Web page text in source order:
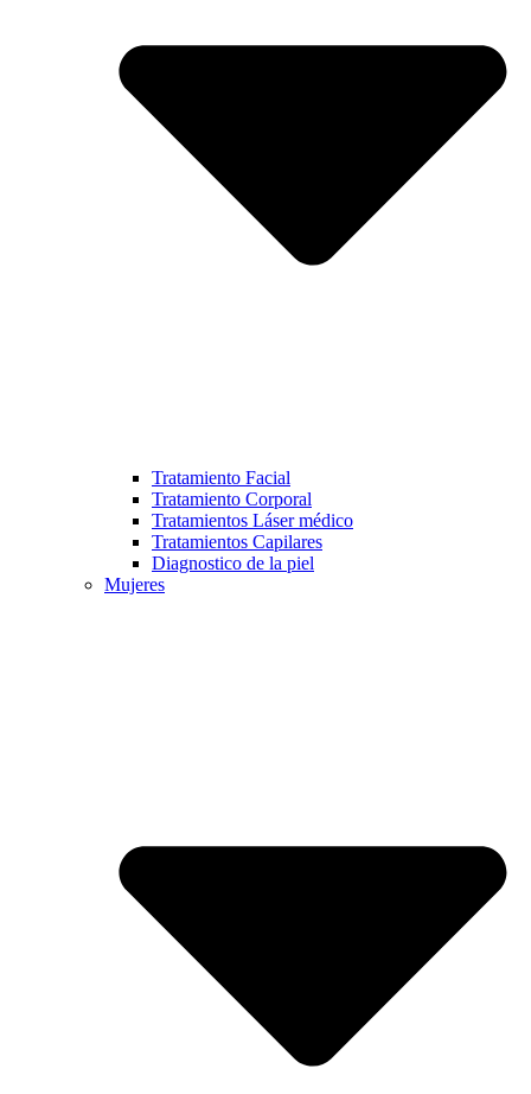
Tratamiento Facial
Tratamiento Corporal
Tratamientos Láser médico
Tratamientos Capilares
Diagnostico de la piel
Mujeres